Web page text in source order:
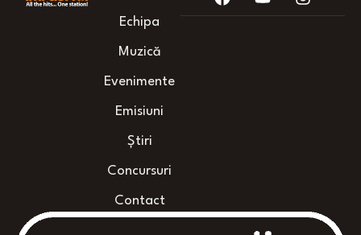
Echipa
Muzică
Evenimente
Emisiuni
Știri
Concursuri
Contact